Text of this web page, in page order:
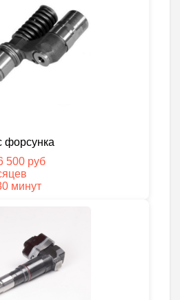
форсунка
500 руб
минут